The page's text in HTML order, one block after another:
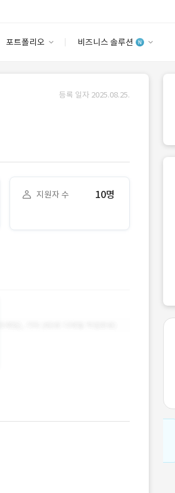
포트폴리오 비즈니스 솔루션
안심 코드 케어
등록 일자 2025.08.25.
지원자 수 10명